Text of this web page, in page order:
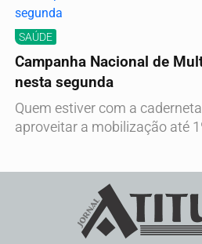
SAÚDE
Campanha Nacional de
nesta segunda
Quem estiver com a
aproveitar a mobilização até